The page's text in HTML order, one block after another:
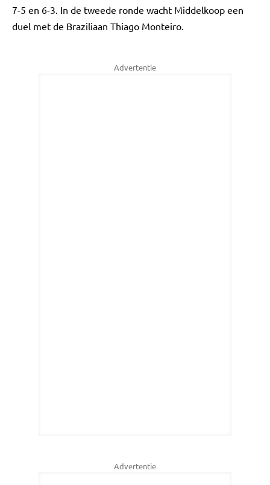
7-5 en 6-3. In de tweede ronde wacht Middelkoop een
duel met de Braziliaan Thiago Monteiro.
Advertentie
Advertentie